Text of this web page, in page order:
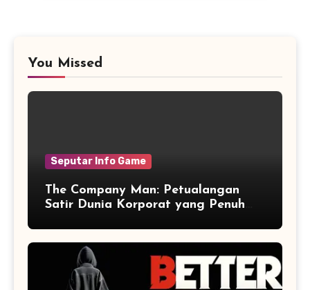
You Missed
Seputar Info Game
The Company Man: Petualangan
Satir Dunia Korporat yang Penuh